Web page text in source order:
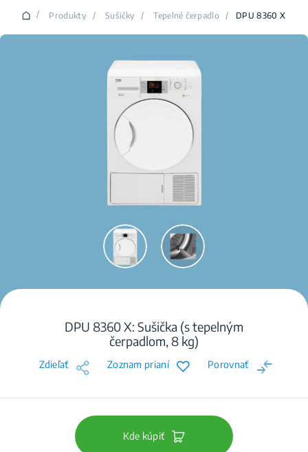
/ Produkty / Sušičky / Tepelné čerpadlo / DPU 8360 X
DPU 8360 X: Sušička (s tepelným
čerpadlom, 8 kg)
Zdieľať Zoznam prianí Porovnať
Kde kúpiť